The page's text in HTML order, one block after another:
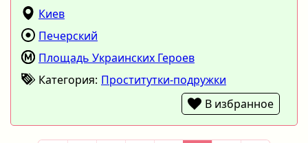
Киев
Печерский
Площадь Украинских Героев
Категория: Проститутки-подружки
В избранное